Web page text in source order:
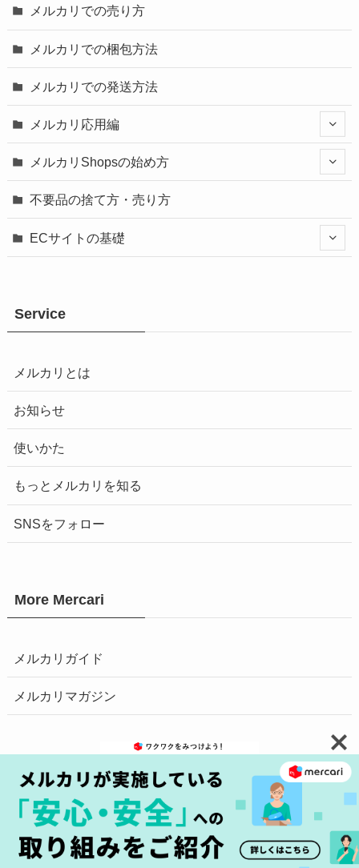
メルカリでの売り方
メルカリでの梱包方法
メルカリでの発送方法
メルカリ応用編
メルカリShopsの始め方
不要品の捨て方・売り方
ECサイトの基礎
Service
メルカリとは
お知らせ
使いかた
もっとメルカリを知る
SNSをフォロー
More Mercari
メルカリガイド
メルカリマガジン
お問い合わせ 安心・安全の取り組みへ
プライバシーポリシー
障害情報はこちら
商標について